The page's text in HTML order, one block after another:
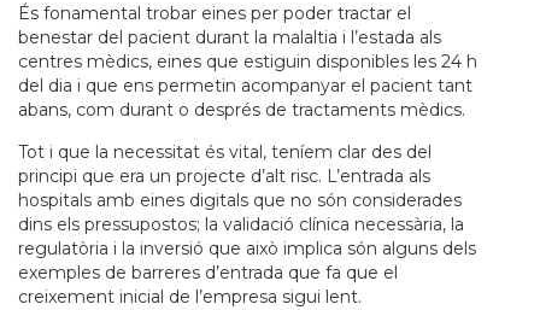
És fonamental trobar eines per poder tractar el
benestar del pacient durant la malaltia i l’estada als
centres mèdics, eines que estiguin disponibles les 24 h
del dia i que ens permetin acompanyar el pacient tant
abans, com durant o després de tractaments mèdics.
Tot i que la necessitat és vital, teníem clar des del
principi que era un projecte d’alt risc. L’entrada als
hospitals amb eines digitals que no són considerades
dins els pressupostos; la validació clínica necessària, la
regulatòria i la inversió que això implica són alguns dels
exemples de barreres d’entrada que fa que el
creixement inicial de l’empresa sigui lent.